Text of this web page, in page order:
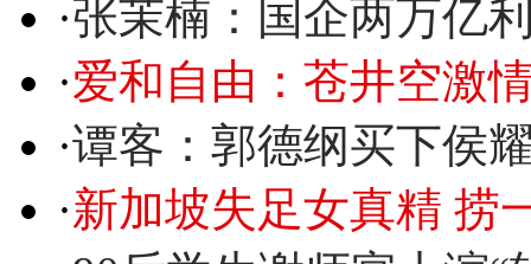
·张茉楠：国企两万亿
·爱和自由：苍井空激
·谭客：郭德纲买下侯
·新加坡失足女真精 捞